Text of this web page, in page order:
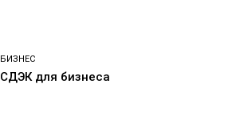
БИЗНЕС
СДЭК для бизнеса